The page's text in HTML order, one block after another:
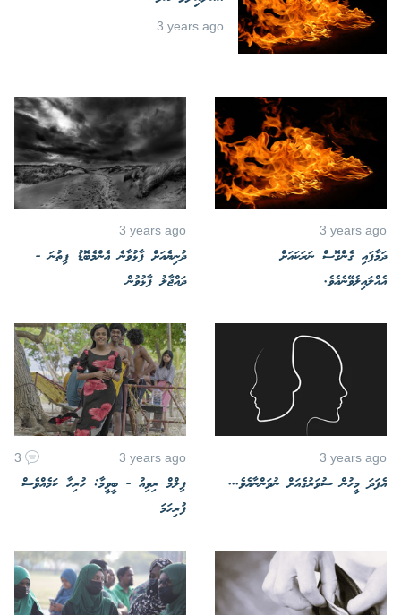
3 years ago
3 years ago
ދަމާފައި ގެންގޮސް ނަރަކައަށް
އެއްލައިލެވޭނެއެވެ.
3 years ago
ދުނިޔެއަށް ފާޅުވާނެ އެންމެބޮޑު ފިތުނަ -
ދައްޖާލު ފާޅުވުން
3 years ago
އެފަދަ މީހުން ސުވަރުގެއަށް ނުވަންނާއެވެ...
3 years ago
3
ފިލްމް ރިވިއު - ބީވީމާ: ހުރިހާ ކަމެއްވެސް
ފުރިހަމަ